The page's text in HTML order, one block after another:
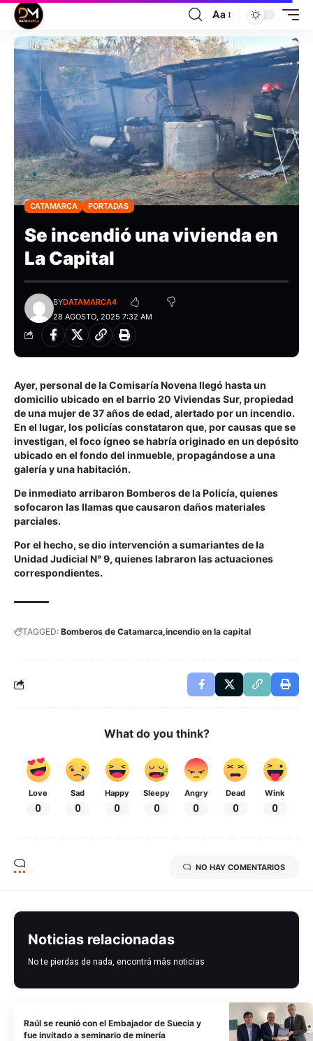
Aa
CATAMARCA PORTADAS
Se incendió una vivienda en
La Capital
28 AGOSTO, 2025 7:32 AM
BYDATAMARCA4
Ayer, personal de la Comisaría Novena llegó hasta un
domicilio ubicado en el barrio 20 Viviendas Sur, propiedad
de una mujer de 37 años de edad, alertado por un incendio.
En el lugar, los policías constataron que, por causas que se
investigan, el foco ígneo se habría originado en un depósito
ubicado en el fondo del inmueble, propagándose a una
galería y una habitación.
De inmediato arribaron Bomberos de la Policía, quienes
sofocaron las llamas que causaron daños materiales
parciales.
Por el hecho, se dio intervención a sumariantes de la
Unidad Judicial N° 9, quienes labraron las actuaciones
correspondientes.
TAGGED: Bomberos de Catamarca incendio en la capital
What do you think?
Love
0
Sad
0
Happy
0
Sleepy
0
Angry
0
Dead
0
Wink
0
NO HAY COMENTARIOS
Noticias relacionadas
No te pierdas de nada, encontrá más noticias
Raúl se reunió con el Embajador de Suecia y
fue invitado a seminario de minería